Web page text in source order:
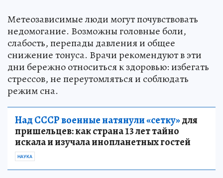
Метеозависимые люди могут почувствовать
недомогание. Возможны головные боли,
слабость, перепады давления и общее
снижение тонуса. Врачи рекомендуют в эти
дни бережно относиться к здоровью: избегать
стрессов, не переутомляться и соблюдать
режим сна.
Над СССР военные натянули «сетку»для
пришельцев: как страна 13 лет тайно
искала и изучала инопланетных гостей
НАУКА